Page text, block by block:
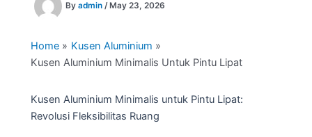
By admin / May 23, 2026
Home
Kusen Aluminium
Kusen Aluminium Minimalis Untuk Pintu Lipat
Kusen Aluminium Minimalis untuk Pintu Lipat:
Revolusi Fleksibilitas Ruang